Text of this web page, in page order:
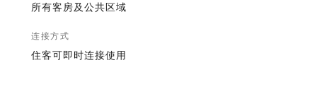
所有客房及公共区域
连接方式
住客可即时连接使用